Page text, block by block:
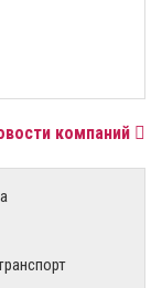
компаний